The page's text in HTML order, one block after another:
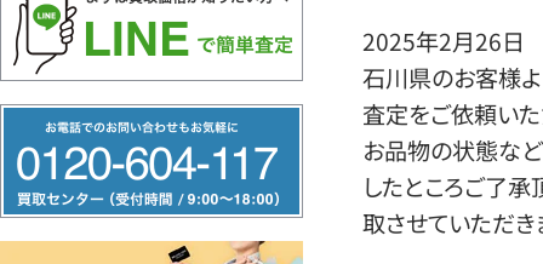
リ
ー
2025年2月26日
石川県のお客様
査定をご依頼いた
お品物の状態など
したところご了
取させていただき